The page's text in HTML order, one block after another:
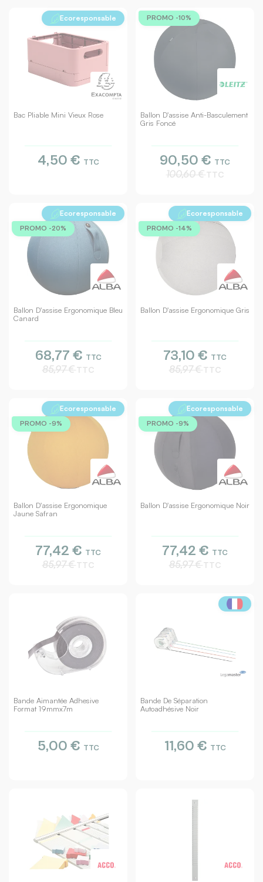
Bac Pliable Mini Vieux Rose
Ecoresponsable
4,50 € TTC
Ballon D'assise Anti-Basculement
Gris Foncé
PROMO -10%
100,60 €TTC
90,50 € TTC
Ballon D'assise Ergonomique Bleu
Canard
Ecoresponsable
PROMO -20%
85,97 €TTC
68,77 € TTC
Ballon D'assise Ergonomique Gris
Ecoresponsable
PROMO -14%
85,97 €TTC
73,10 € TTC
Ballon D'assise Ergonomique
Jaune Safran
Ecoresponsable
PROMO -9%
85,97 €TTC
77,42 € TTC
Ballon D'assise Ergonomique Noir
Ecoresponsable
PROMO -9%
85,97 €TTC
77,42 € TTC
Bande Aimantée Adhesive
Format 19mmx7m
5,00 € TTC
Bande De Séparation
Autoadhésive Noir
11,60 € TTC